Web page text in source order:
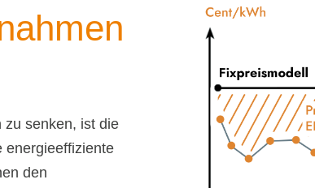
zu senken, ist die
energieeffiziente
den